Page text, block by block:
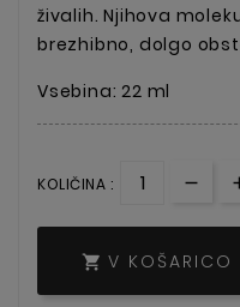
živalih. Njihova
brezhibno, dolgo
Vsebina: 22 ml
KOLIČINA :
 V KOŠARICO